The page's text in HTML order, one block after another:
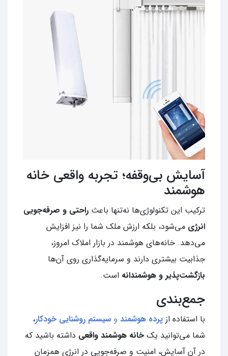
آسایش بی‌وقفه؛ تجربه واقعی خانه
هوشمند
ترکیب این تکنولوژی‌ها نه‌تنها باعث راحتی و صرفه‌جویی
انرژی می‌شود، بلکه ارزش ملک شما را نیز افزایش
می‌دهد. خانه‌های هوشمند در بازار املاک امروز،
جذابیت بیشتری دارند و سرمایه‌گذاری روی آن‌ها
بازگشت‌پذیر و هوشمندانه است.
جمع‌بندی
با استفاده از پرده هوشمند و سیستم روشنایی خودکار،
شما می‌توانید یک خانه هوشمند واقعی داشته باشید که
در آن آسایش، امنیت و صرفه‌جویی در انرژی همزمان